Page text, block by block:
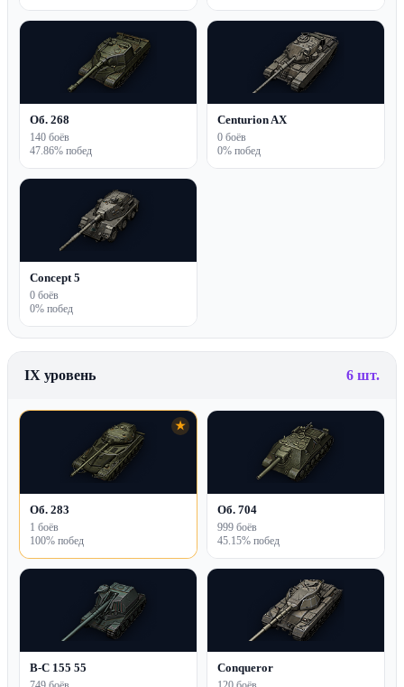
Об. 268
140 боёв
47.86% побед
Centurion AX
0 боёв
0% побед
Concept 5
0 боёв
0% побед
IX уровень 6 шт.
★
Об. 283
1 боёв
100% побед
Об. 704
999 боёв
45.15% побед
B-C 155 55 Conqueror